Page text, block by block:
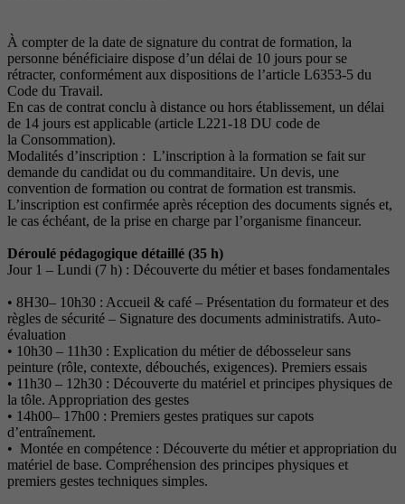
À compter de la date de signature du contrat de formation, la
personne bénéficiaire dispose d’un délai de 10 jours pour se
rétracter, conformément aux dispositions de l’article L6353-5 du
Code du Travail.
En cas de contrat conclu à distance ou hors établissement, un délai
de 14 jours est applicable (article L221-18 DU code de
la Consommation).
Modalités d’inscription : L’inscription à la formation se fait sur
demande du candidat ou du commanditaire. Un devis, une
convention de formation ou contrat de formation est transmis.
L’inscription est confirmée après réception des documents signés et,
le cas échéant, de la prise en charge par l’organisme financeur.
Déroulé pédagogique détaillé (35 h)
Jour 1 – Lundi (7 h) : Découverte du métier et bases fondamentales
• 8H30– 10h30 : Accueil & café – Présentation du formateur et des
règles de sécurité – Signature des documents administratifs. Auto-
évaluation
• 10h30 – 11h30 : Explication du métier de débosseleur sans
peinture (rôle, contexte, débouchés, exigences). Premiers essais
• 11h30 – 12h30 : Découverte du matériel et principes physiques de
la tôle. Appropriation des gestes
• 14h00– 17h00 : Premiers gestes pratiques sur capots
d’entraînement.
• Montée en compétence : Découverte du métier et appropriation du
matériel de base. Compréhension des principes physiques et
premiers gestes techniques simples.